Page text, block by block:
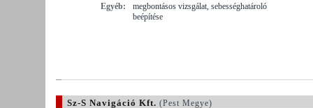
Egyéb:
megbontásos vizsgálat, sebességhatároló
beépítése
Sz-S Navigáció Kft. (Pest Megye)